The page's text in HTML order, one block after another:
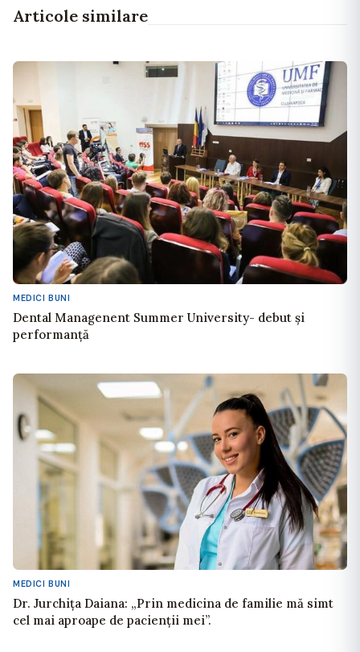
Articole similare
MEDICI BUNI
Dental Managenent Summer University- debut şi
performanţă
MEDICI BUNI
Dr. Jurchița Daiana: „Prin medicina de familie mă simt
cel mai aproape de pacienții mei”.